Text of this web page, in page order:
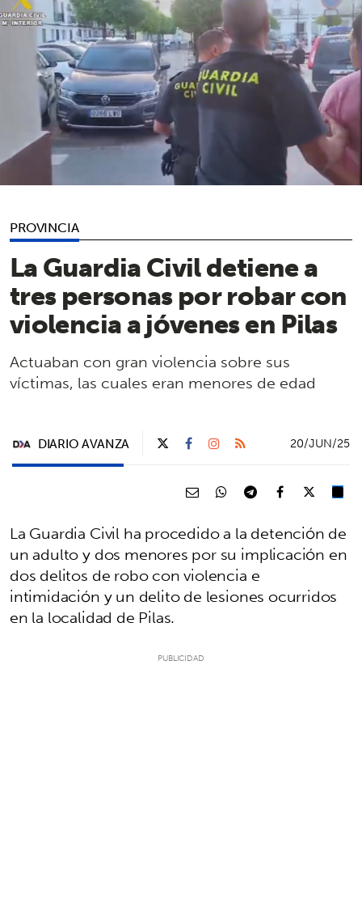
PROVINCIA
La Guardia Civil detiene a
tres personas por robar con
violencia a jóvenes en Pilas
Actuaban con gran violencia sobre sus
víctimas, las cuales eran menores de edad
DIARIO AVANZA 20/JUN/25
La Guardia Civil ha procedido a la detención de
un adulto y dos menores por su implicación en
dos delitos de robo con violencia e
intimidación y un delito de lesiones ocurridos
en la localidad de Pilas.